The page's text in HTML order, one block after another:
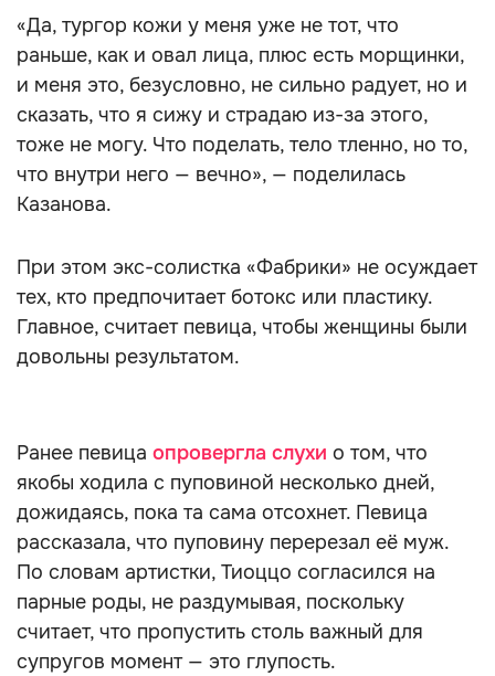
«Да, тургор кожи у меня уже не тот, что
раньше, как и овал лица, плюс есть морщинки,
и меня это, безусловно, не сильно радует, но и
сказать, что я сижу и страдаю из-за этого,
тоже не могу. Что поделать, тело тленно, но то,
что внутри него — вечно», — поделилась
Казанова.
При этом экс-солистка «Фабрики» не осуждает
тех, кто предпочитает ботокс или пластику.
Главное, считает певица, чтобы женщины были
довольны результатом.
Ранее певица опровергла слухи о том, что
якобы ходила с пуповиной несколько дней,
дожидаясь, пока та сама отсохнет. Певица
рассказала, что пуповину перерезал её муж.
По словам артистки, Тиоццо согласился на
парные роды, не раздумывая, поскольку
считает, что пропустить столь важный для
супругов момент — это глупость.